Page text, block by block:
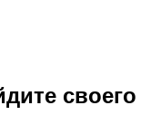
своего